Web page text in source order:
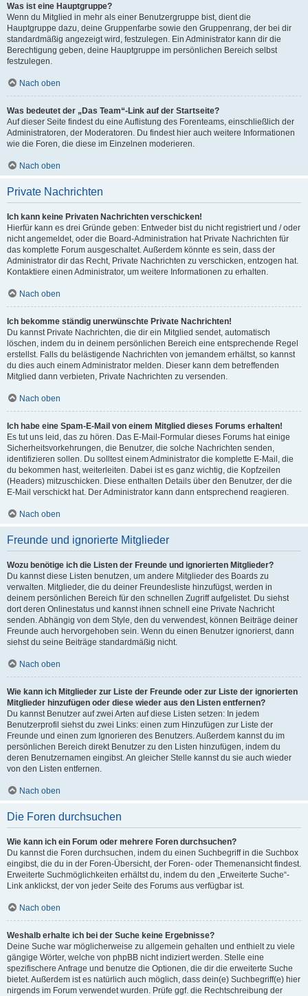
Was ist eine Hauptgruppe?
Wenn du Mitglied in mehr als einer Benutzergruppe bist, dient die
Hauptgruppe dazu, deine Gruppenfarbe sowie den Gruppenrang, der bei dir
standardmäßig angezeigt wird, festzulegen. Ein Administrator kann dir die
Berechtigung geben, deine Hauptgruppe im persönlichen Bereich selbst
festzulegen.
Nach oben
Was bedeutet der „Das Team“-Link auf der Startseite?
Auf dieser Seite findest du eine Auflistung des Forenteams, einschließlich der
Administratoren, der Moderatoren. Du findest hier auch weitere Informationen
wie die Foren, die diese im Einzelnen moderieren.
Nach oben
Private Nachrichten
Ich kann keine Privaten Nachrichten verschicken!
Hierfür kann es drei Gründe geben: Entweder bist du nicht registriert und / oder
nicht angemeldet, oder die Board-Administration hat Private Nachrichten für
das komplette Forum ausgeschaltet. Außerdem könnte es sein, dass der
Administrator dir das Recht, Private Nachrichten zu verschicken, entzogen hat.
Kontaktiere einen Administrator, um weitere Informationen zu erhalten.
Nach oben
Ich bekomme ständig unerwünschte Private Nachrichten!
Du kannst Private Nachrichten, die dir ein Mitglied sendet, automatisch
löschen, indem du in deinem persönlichen Bereich eine entsprechende Regel
erstellst. Falls du belästigende Nachrichten von jemandem erhältst, so kannst
du dies auch einem Administrator melden. Dieser kann dem betreffenden
Mitglied dann verbieten, Private Nachrichten zu versenden.
Nach oben
Ich habe eine Spam-E-Mail von einem Mitglied dieses Forums erhalten!
Es tut uns leid, das zu hören. Das E-Mail-Formular dieses Forums hat einige
Sicherheitsvorkehrungen, die Benutzer, die solche Nachrichten senden,
identifizieren sollen. Du solltest einem Administrator die komplette E-Mail, die
du bekommen hast, weiterleiten. Dabei ist es ganz wichtig, die Kopfzeilen
(Headers) mitzuschicken. Diese enthalten Details über den Benutzer, der die
E-Mail verschickt hat. Der Administrator kann dann entsprechend reagieren.
Nach oben
Freunde und ignorierte Mitglieder
Wozu benötige ich die Listen der Freunde und ignorierten Mitglieder?
Du kannst diese Listen benutzen, um andere Mitglieder des Boards zu
verwalten. Mitglieder, die du deiner Freundesliste hinzufügst, werden in
deinem persönlichen Bereich für den schnellen Zugriff aufgelistet. Du siehst
dort deren Onlinestatus und kannst ihnen schnell eine Private Nachricht
senden. Abhängig von dem Style, den du verwendest, können Beiträge deiner
Freunde auch hervorgehoben sein. Wenn du einen Benutzer ignorierst, dann
siehst du seine Beiträge standardmäßig nicht.
Nach oben
Wie kann ich Mitglieder zur Liste der Freunde oder zur Liste der ignorierten
Mitglieder hinzufügen oder diese wieder aus den Listen entfernen?
Du kannst Benutzer auf zwei Arten auf diese Listen setzen: In jedem
Benutzerprofil siehst du zwei Links: einen zum Hinzufügen zur Liste der
Freunde und einen zum Ignorieren des Benutzers. Außerdem kannst du im
persönlichen Bereich direkt Benutzer zu den Listen hinzufügen, indem du
deren Benutzernamen eingibst. An gleicher Stelle kannst du sie auch wieder
von den Listen entfernen.
Nach oben
Die Foren durchsuchen
Wie kann ich ein Forum oder mehrere Foren durchsuchen?
Du kannst die Foren durchsuchen, indem du einen Suchbegriff in die Suchbox
eingibst, die du in der Foren-Übersicht, der Foren- oder Themenansicht findest.
Erweiterte Suchmöglichkeiten erhältst du, indem du den „Erweiterte Suche“-
Link anklickst, der von jeder Seite des Forums aus verfügbar ist.
Nach oben
Weshalb erhalte ich bei der Suche keine Ergebnisse?
Deine Suche war möglicherweise zu allgemein gehalten und enthielt zu viele
gängige Wörter, welche von phpBB nicht indiziert werden. Stelle eine
spezifischere Anfrage und benutze die Optionen, die dir die erweiterte Suche
bietet. Außerdem ist es natürlich auch möglich, dass dein(e) Suchbegriff(e) hier
nirgends im Forum verwendet wurden. Prüfe ggf. die Rechtschreibung der